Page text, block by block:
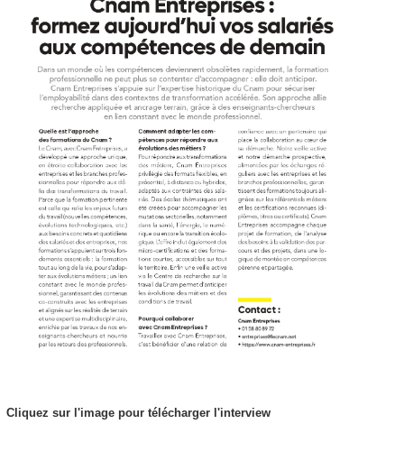
Cliquez sur l'image pour télécharger l'interview